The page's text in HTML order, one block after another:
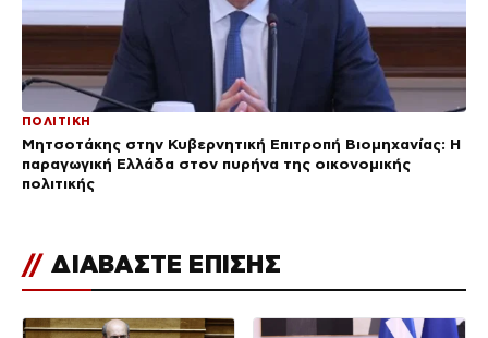
ΠΟΛΙΤΙΚΗ
Μητσοτάκης στην Κυβερνητική Επιτροπή Βιομηχανίας: Η
παραγωγική Ελλάδα στον πυρήνα της οικονομικής
πολιτικής
// ΔΙΑΒΑΣΤΕ ΕΠΙΣΗΣ